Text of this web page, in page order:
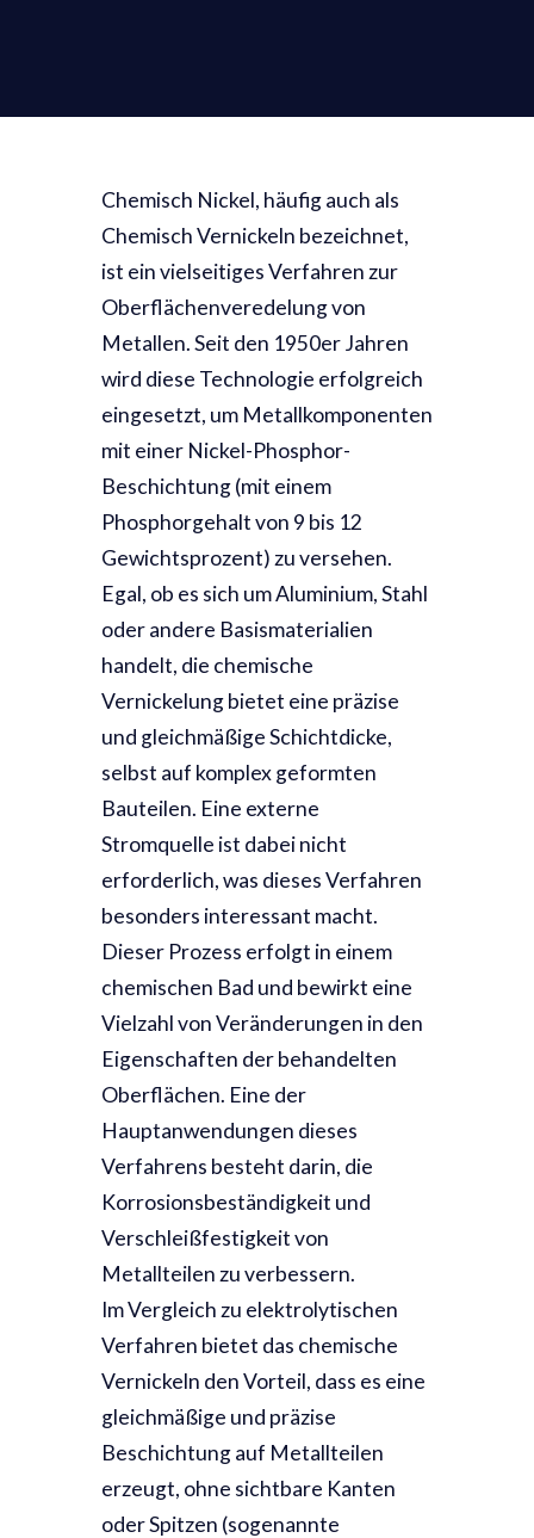
Chemisch Nickel, häufig auch als
Chemisch Vernickeln bezeichnet,
ist ein vielseitiges Verfahren zur
Oberflächenveredelung von
Metallen. Seit den 1950er Jahren
wird diese Technologie erfolgreich
eingesetzt, um Metallkomponenten
mit einer Nickel-Phosphor-
Beschichtung (mit einem
Phosphorgehalt von 9 bis 12
Gewichtsprozent) zu versehen.
Egal, ob es sich um Aluminium, Stahl
oder andere Basismaterialien
handelt, die chemische
Vernickelung bietet eine präzise
und gleichmäßige Schichtdicke,
selbst auf komplex geformten
Bauteilen. Eine externe
Stromquelle ist dabei nicht
erforderlich, was dieses Verfahren
besonders interessant macht.
Dieser Prozess erfolgt in einem
chemischen Bad und bewirkt eine
Vielzahl von Veränderungen in den
Eigenschaften der behandelten
Oberflächen. Eine der
Hauptanwendungen dieses
Verfahrens besteht darin, die
Korrosionsbeständigkeit und
Verschleißfestigkeit von
Metallteilen zu verbessern.
Im Vergleich zu elektrolytischen
Verfahren bietet das chemische
Vernickeln den Vorteil, dass es eine
gleichmäßige und präzise
Beschichtung auf Metallteilen
erzeugt, ohne sichtbare Kanten
oder Spitzen (sogenannte